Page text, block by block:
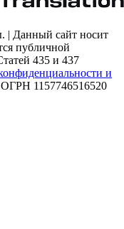
| Данный сайт носит
публичной
435 и 437
и
1157746516520